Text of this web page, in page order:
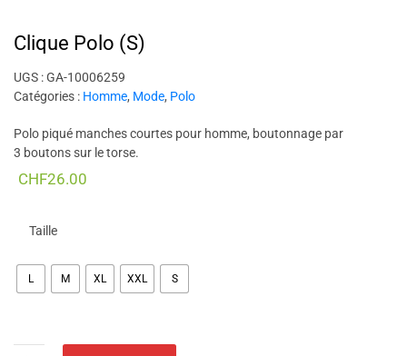
Clique Polo (S)
UGS :GA-10006259
Catégories : Homme, Mode, Polo
Polo piqué manches courtes pour homme, boutonnage par
3 boutons sur le torse.
CHF26.00
Taille
L M XL XXL S